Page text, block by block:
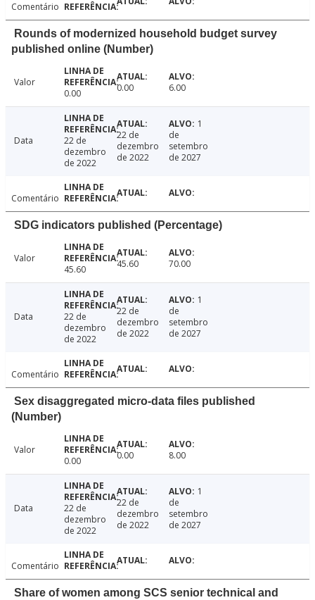
Comentário
Rounds of modernized household budget survey
published online (Number)
Valor
0.00
0.00 6.00
Data
22 de
dezembro
de 2022
22 de
dezembro
de 2022
1
de
setembro
de 2027
Comentário
SDG indicators published (Percentage)
Valor
45.60
45.60 70.00
Data
22 de
dezembro
de 2022
22 de
dezembro
de 2022
1
de
setembro
de 2027
Comentário
Sex disaggregated micro-data files published
(Number)
Valor
0.00
0.00 8.00
Data
22 de
dezembro
de 2022
22 de
dezembro
de 2022
1
de
setembro
de 2027
Comentário
Share of women among SCS senior technical and